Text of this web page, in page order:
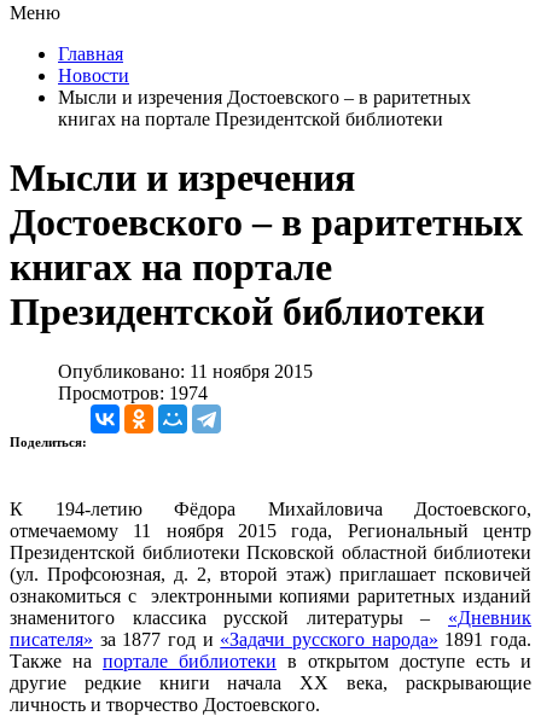
Меню
Главная
Новости
Мысли и изречения Достоевского – в раритетных
книгах на портале Президентской библиотеки
Мысли и изречения
Достоевского – в раритетных
книгах на портале
Президентской библиотеки
Опубликовано: 11 ноября 2015
Просмотров: 1974
Поделиться:
К 194-летию Фёдора Михайловича Достоевского,
отмечаемому 11 ноября 2015 года, Региональный центр
Президентской библиотеки Псковской областной библиотеки
(ул. Профсоюзная, д. 2, второй этаж) приглашает псковичей
ознакомиться с электронными копиями раритетных изданий
знаменитого классика русской литературы – «Дневник
писателя» за 1877 год и «Задачи русского народа» 1891 года.
Также на портале библиотеки в открытом доступе есть и
другие редкие книги начала XX века, раскрывающие
личность и творчество Достоевского.